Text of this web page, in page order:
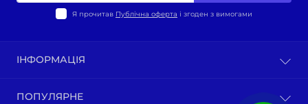
Я прочитав Публічна оферта і згоден з вимогами
ІНФОРМАЦІЯ
ПОПУЛЯРНЕ